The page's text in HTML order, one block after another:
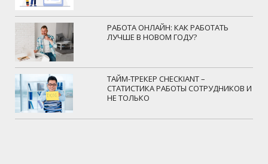
РАБОТА ОНЛАЙН: КАК РАБОТАТЬ
ЛУЧШЕ В НОВОМ ГОДУ?
ТАЙМ-ТРЕКЕР CHECKIANT –
СТАТИСТИКА РАБОТЫ СОТРУДНИКОВ И
НЕ ТОЛЬКО